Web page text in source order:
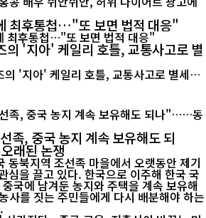
최후통첩…"또 보면 법적 대응"
'지아' 케일리 호틀, 교통사고로 별
족, 중국 농지 계속 보유해도 되
래된 논쟁
동북지역 조선족 마을에서 오랫동안 제기
심을 끌고 있다. 한국으로 이주해 한국 국
국에 남겨둔 농지와 주택을 계속 보유해
사를 짓는 주민들에게 다시 배분해야 하는